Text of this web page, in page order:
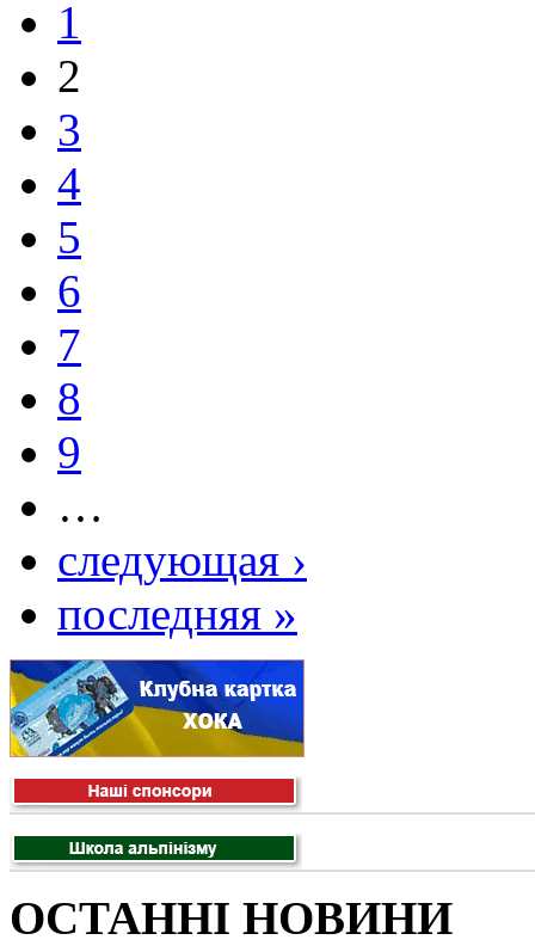
1
2
3
4
5
6
7
8
9
…
следующая ›
последняя »
ОСТАННІ НОВИНИ